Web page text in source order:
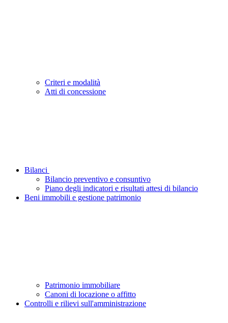
Criteri e modalità
Atti di concessione
Bilanci
Bilancio preventivo e consuntivo
Piano degli indicatori e risultati attesi di bilancio
Beni immobili e gestione patrimonio
Patrimonio immobiliare
Canoni di locazione o affitto
Controlli e rilievi sull'amministrazione